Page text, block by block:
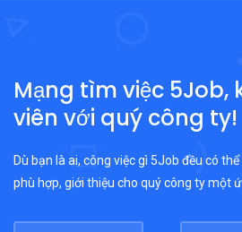
Mạng tìm việc 5Job,
viên với quý công ty!
Dù bạn là ai, công việc gì 5Job đều có
phù hợp, giới thiệu cho quý công ty một